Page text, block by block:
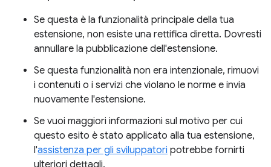
Se questa è la funzionalità principale della tua
estensione, non esiste una rettifica diretta. Dovresti
annullare la pubblicazione dell'estensione.
Se questa funzionalità non era intenzionale, rimuovi
i contenuti o i servizi che violano le norme e invia
nuovamente l'estensione.
Se vuoi maggiori informazioni sul motivo per cui
questo esito è stato applicato alla tua estensione,
l'assistenza per gli sviluppatori potrebbe fornirti
ulteriori dettagli.